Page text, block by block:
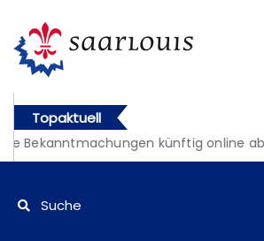
Topaktuell
Bekanntmachungen künftig online